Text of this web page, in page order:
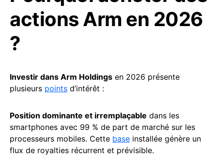
actions Arm en 2026
?
Investir dans Arm Holdings en 2026 présente
plusieurs points d’intérêt :
Position dominante et irremplaçable dans les
smartphones avec 99 % de part de marché sur les
processeurs mobiles. Cette base installée génère un
flux de royalties récurrent et prévisible.